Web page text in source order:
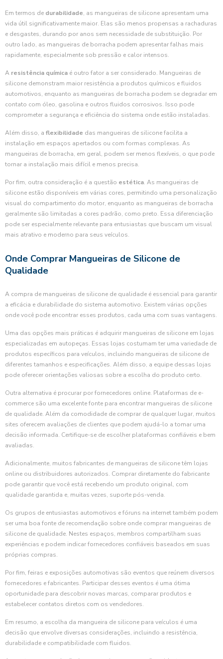
Em termos de durabilidade, as mangueiras de silicone apresentam uma
vida útil significativamente maior. Elas são menos propensas a rachaduras
e desgastes, durando por anos sem necessidade de substituição. Por
outro lado, as mangueiras de borracha podem apresentar falhas mais
rapidamente, especialmente sob pressão e calor intensos.
A resistência química é outro fator a ser considerado. Mangueiras de
silicone demonstram maior resistência a produtos químicos e fluidos
automotivos, enquanto as mangueiras de borracha podem se degradar em
contato com óleo, gasolina e outros fluidos corrosivos. Isso pode
comprometer a segurança e eficiência do sistema onde estão instaladas.
Além disso, a flexibilidade das mangueiras de silicone facilita a
instalação em espaços apertados ou com formas complexas. As
mangueiras de borracha, em geral, podem ser menos flexíveis, o que pode
tornar a instalação mais difícil e menos precisa.
Por fim, outra consideração é a questão estética. As mangueiras de
silicone estão disponíveis em várias cores, permitindo uma personalização
visual do compartimento do motor, enquanto as mangueiras de borracha
geralmente são limitadas a cores padrão, como preto. Essa diferenciação
pode ser especialmente relevante para entusiastas que buscam um visual
mais atrativo e moderno para seus veículos.
Onde Comprar Mangueiras de Silicone de
Qualidade
A compra de mangueiras de silicone de qualidade é essencial para garantir
a eficácia e durabilidade do sistema automotivo. Existem várias opções
onde você pode encontrar esses produtos, cada uma com suas vantagens.
Uma das opções mais práticas é adquirir mangueiras de silicone em lojas
especializadas em autopeças. Essas lojas costumam ter uma variedade de
produtos específicos para veículos, incluindo mangueiras de silicone de
diferentes tamanhos e especificações. Além disso, a equipe dessas lojas
pode oferecer orientações valiosas sobre a escolha do produto certo.
Outra alternativa é procurar por fornecedores online. Plataformas de e-
commerce são uma excelente fonte para encontrar mangueiras de silicone
de qualidade. Além da comodidade de comprar de qualquer lugar, muitos
sites oferecem avaliações de clientes que podem ajudá-lo a tomar uma
decisão informada. Certifique-se de escolher plataformas confiáveis e bem
avaliadas.
Adicionalmente, muitos fabricantes de mangueiras de silicone têm lojas
online ou distribuidores autorizados. Comprar diretamente do fabricante
pode garantir que você está recebendo um produto original, com
qualidade garantida e, muitas vezes, suporte pós-venda.
Os grupos de entusiastas automotivos e fóruns na internet também podem
ser uma boa fonte de recomendação sobre onde comprar mangueiras de
silicone de qualidade. Nestes espaços, membros compartilham suas
experiências e podem indicar fornecedores confiáveis baseados em suas
próprias compras.
Por fim, feiras e exposições automotivas são eventos que reúnem diversos
fornecedores e fabricantes. Participar desses eventos é uma ótima
oportunidade para descobrir novas marcas, comparar produtos e
estabelecer contatos diretos com os vendedores.
Em resumo, a escolha da mangueira de silicone para veículos é uma
decisão que envolve diversas considerações, incluindo a resistência,
durabilidade e compatibilidade com fluidos.